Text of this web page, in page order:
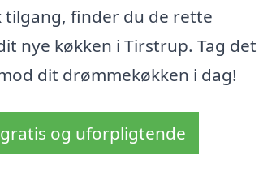
tilgang, finder du de rette
nye køkken i Tirstrup. Tag det
dit drømmekøkken i dag!
og uforpligtende